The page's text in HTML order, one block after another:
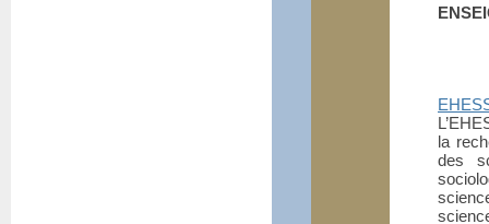
la
des